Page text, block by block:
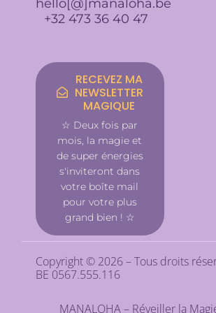
hello[@]manaloha.be
+32 473 36 40 47
RECEVEZ MA
NEWSLETTER
MAGIQUE
☆ Deux fois par
mois, la magie et
de super énergies
s'inviteront dans
votre boîte mail
pour votre plus
grand bien ! ☆
Copyright © 2026 – Tous droits
BE 0567.555.116
MANALOHA – Réveiller la